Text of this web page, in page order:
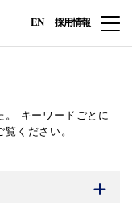
EN 採用情報
キーワードごとに
ください。